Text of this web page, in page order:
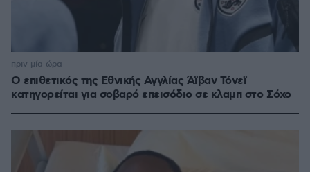
Ο επιθετικός της Εθνικής Αγγλίας Άϊβαν Τόνεϊ
κατηγορείται για σοβαρό επεισόδιο σε κλαμπ στο Σόχο
πριν μία ώρα